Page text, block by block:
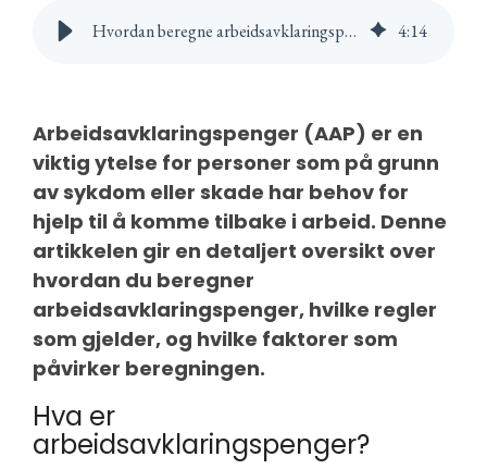
Hvordan beregne arbeidsavklaringspenger - En guide 4:14
Arbeidsavklaringspenger (AAP) er en
viktig ytelse for personer som på grunn
av sykdom eller skade har behov for
hjelp til å komme tilbake i arbeid. Denne
artikkelen gir en detaljert oversikt over
hvordan du beregner
arbeidsavklaringspenger, hvilke regler
som gjelder, og hvilke faktorer som
påvirker beregningen.
Hva er
arbeidsavklaringspenger?